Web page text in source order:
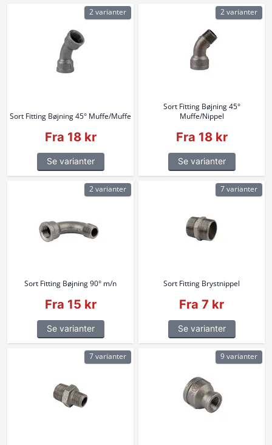
Sort Fitting Bøjning 45° Muffe/Muffe
Fra 18 kr
Se varianter
2 varianter
Sort Fitting Bøjning 45°
Muffe/Nippel
Fra 18 kr
Se varianter
2 varianter
Sort Fitting Bøjning 90° m/n
Fra 15 kr
Se varianter
2 varianter
Sort Fitting Brystnippel
Fra 7 kr
Se varianter
7 varianter
7 varianter 9 varianter